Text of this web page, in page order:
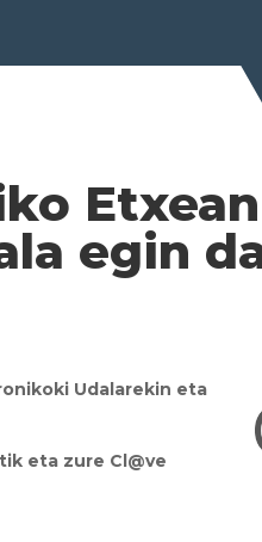
Etxean
egin
Udalarekin eta
eta zure Cl@ve